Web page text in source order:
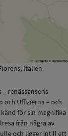
Italien
renässansens
Uffizierna – och
för sin magnifika
från några av
och ligger intill ett